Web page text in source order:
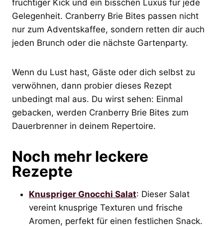
fruchtiger Kick und ein bisschen Luxus für jede
Gelegenheit. Cranberry Brie Bites passen nicht
nur zum Adventskaffee, sondern retten dir auch
jeden Brunch oder die nächste Gartenparty.
Wenn du Lust hast, Gäste oder dich selbst zu
verwöhnen, dann probier dieses Rezept
unbedingt mal aus. Du wirst sehen: Einmal
gebacken, werden Cranberry Brie Bites zum
Dauerbrenner in deinem Repertoire.
Noch mehr leckere
Rezepte
Knuspriger Gnocchi Salat: Dieser Salat
vereint knusprige Texturen und frische
Aromen, perfekt für einen festlichen Snack.